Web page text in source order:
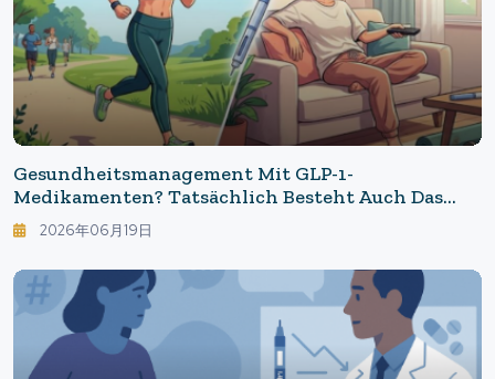
Gesundheitsmanagement Mit GLP-1-
Medikamenten? Tatsächlich Besteht Auch Das
Risiko Einer Verminderten Körperlichen
Aktivität: Die Neueste Forschung Zeigt Die
Realität Auf
2026年06月19日